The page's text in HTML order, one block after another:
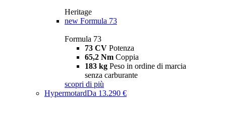
Heritage
new Formula 73
Formula 73
73 CV Potenza
65,2 Nm Coppia
183 kg Peso in ordine di marcia
senza carburante
scopri di più
HypermotardDa 13.290 €